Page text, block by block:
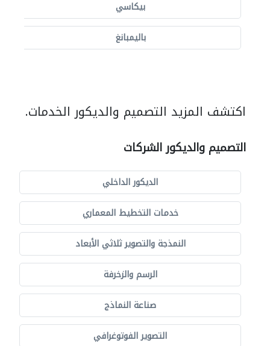
بيكاسي
باليمبانغ
اكتشف المزيد التصميم والديكور الخدمات.
التصميم والديكور الشركات
الديكور الداخلي
خدمات التخطيط المعماري
النمذجة والتصوير ثلاثي الأبعاد
الرسم والزخرفة
صناعة النماذج
التصوير الفوتوغرافي